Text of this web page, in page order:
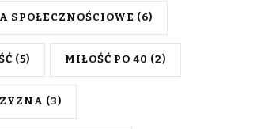
SPOŁECZNOŚCIOWE (6)
(5) MIŁOŚĆ PO 40 (2)
(3)